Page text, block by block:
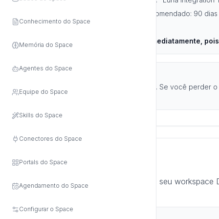
Conhecimento do Space
Memória do Space
Agentes do Space
Equipe do Space
Skills do Space
Conectores do Space
Portals do Space
Agendamento do Space
Configurar o Space
Defina o período de expiração (recomendado: 90 dias
Clique em "Generate"
⚠️ IMPORTANTE: Copie o token imediatamente,
Guarde o token em um local seguro. Se você perder
atualizar a conexão na Luria.
2. Obter Server Hostname
O Server Hostname é o endereço do seu